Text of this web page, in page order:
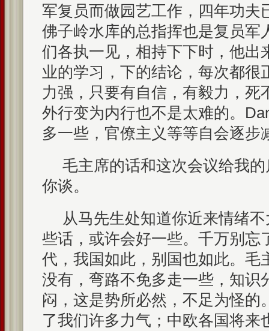
军复员而做园艺工作，四年功夫
佛子岭水库的总指挥也是复员军
们各执一见，相持下下时，他出
业的学习，下的结论，每次都很
力强，只要有自信，有毅力，死
外行变为内行也不是太难的。
多一些，官僚主义等等自会逐步
毛主席的话和这次会议给我
你谈。
从马先生处知道你近来情绪
些话，或许会好一些。千万别忘
代，我国如此，别国也如此。毛
没有，弯路不免多走一些，知识
闷，这是势所必然，不足为怪的
了我们许多力气；中欧各国将来